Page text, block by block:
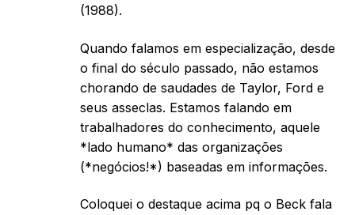
(1988).
Quando falamos em especialização, desde
o final do século passado, não estamos
chorando de saudades de Taylor, Ford e
seus asseclas. Estamos falando em
trabalhadores do conhecimento, aquele
*lado humano* das organizações
(*negócios!*) baseadas em informações.
Coloquei o destaque acima pq o Beck fala